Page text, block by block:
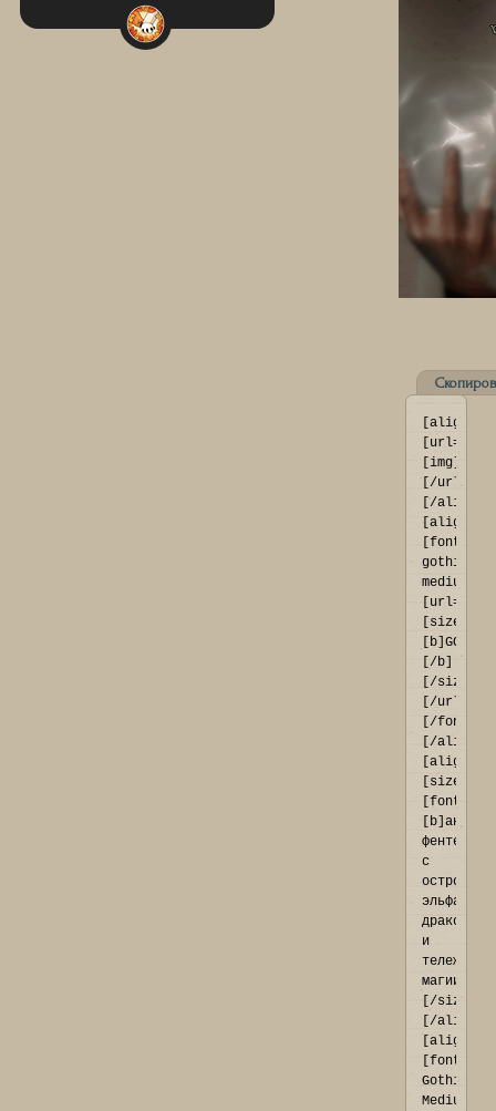
[/url]
[/align]
gothic
medium]
[size=73]
[/b]
[/size]
[/url]
[/font]
[/align]
[size=10]
с
эльфами,
и
тележкой
магии[/
[/size]
[/align]
Gothic
Medium]